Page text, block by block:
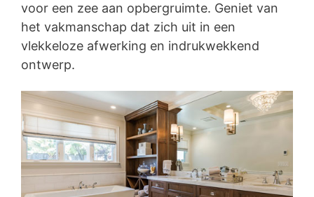
voor een zee aan opbergruimte. Geniet van
het vakmanschap dat zich uit in een
vlekkeloze afwerking en indrukwekkend
ontwerp.